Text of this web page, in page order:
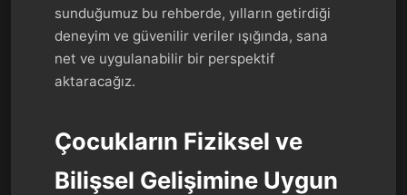
sunduğumuz bu rehberde, yılların getirdiği
deneyim ve güvenilir veriler ışığında, sana
net ve uygulanabilir bir perspektif
aktaracağız.
Çocukların Fiziksel ve
Bilişsel Gelişimine Uygun